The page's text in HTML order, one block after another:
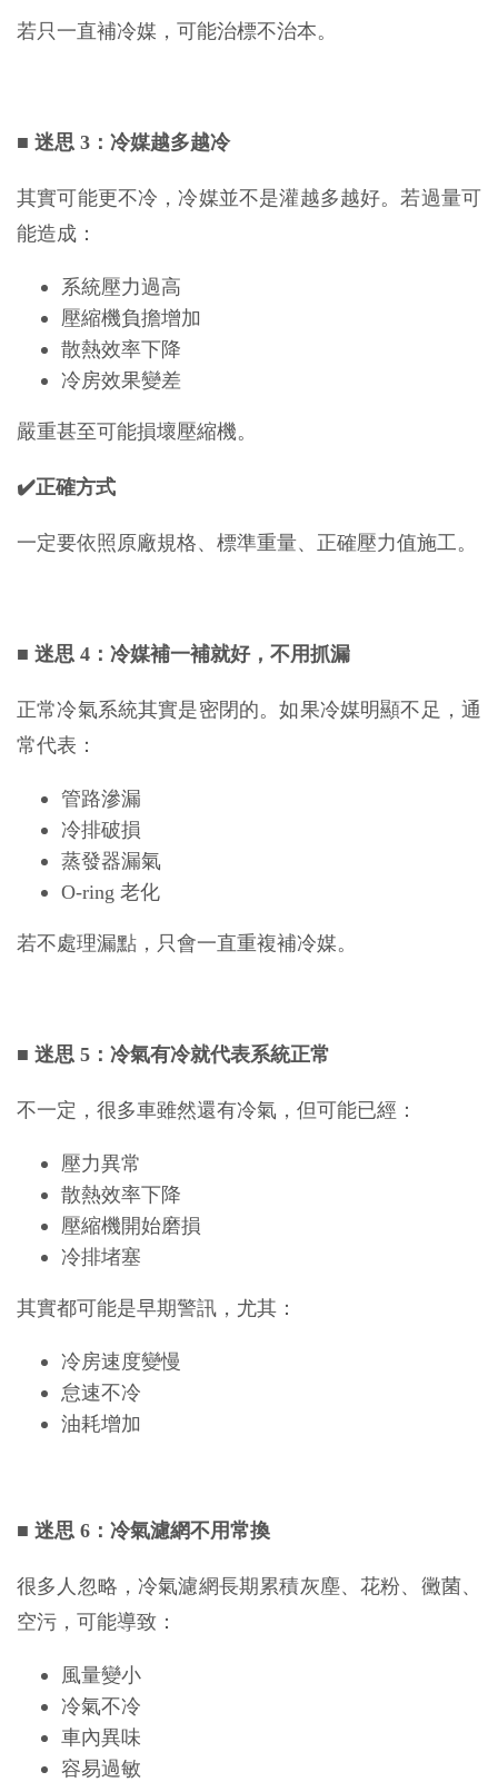
若只一直補冷媒，可能治標不治本。
■ 迷思 3：冷媒越多越冷
其實可能更不冷，冷媒並不是灌越多越好。若過量可
能造成：
系統壓力過高
壓縮機負擔增加
散熱效率下降
冷房效果變差
嚴重甚至可能損壞壓縮機。
✔️正確方式
一定要依照原廠規格、標準重量、正確壓力值施工。
■ 迷思 4：冷媒補一補就好，不用抓漏
正常冷氣系統其實是密閉的。如果冷媒明顯不足，通
常代表：
管路滲漏
冷排破損
蒸發器漏氣
O-ring 老化
若不處理漏點，只會一直重複補冷媒。
■ 迷思 5：冷氣有冷就代表系統正常
不一定，很多車雖然還有冷氣，但可能已經：
壓力異常
散熱效率下降
壓縮機開始磨損
冷排堵塞
其實都可能是早期警訊，尤其：
冷房速度變慢
怠速不冷
油耗增加
■ 迷思 6：冷氣濾網不用常換
很多人忽略，冷氣濾網長期累積灰塵、花粉、黴菌、
空污，可能導致：
風量變小
冷氣不冷
車內異味
容易過敏